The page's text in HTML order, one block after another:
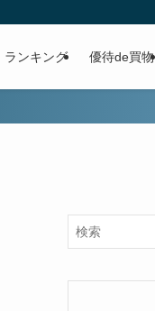
ランキング 優待de買物